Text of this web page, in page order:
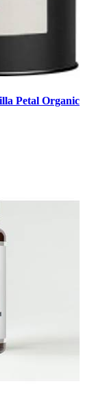
Petal Organic